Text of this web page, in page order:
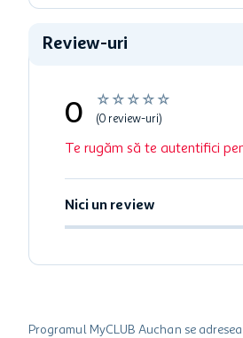
Review-uri
☆ ☆ ☆ ☆ ☆
0 (0 review-uri)
Te rugăm să te autentifici
Nici un review
Programul MyCLUB Auchan se